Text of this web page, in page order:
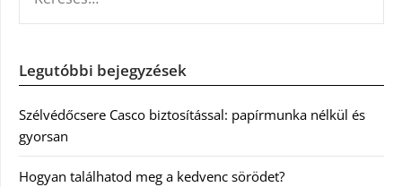
Legutóbbi bejegyzések
Szélvédőcsere Casco biztosítással: papírmunka nélkül és
gyorsan
Hogyan találhatod meg a kedvenc sörödet?